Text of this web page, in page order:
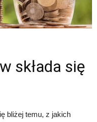
składa się
bliżej temu, z jakich